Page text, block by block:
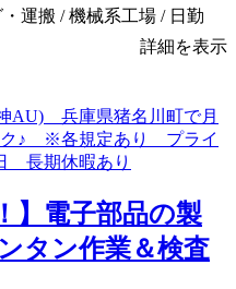
運搬 / 機械系工場 / 日勤
詳細を表示
】電子部品の製
タン作業＆検査